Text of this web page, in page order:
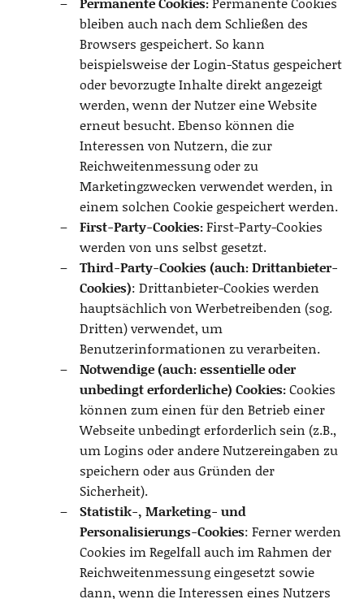
bleiben auch nach dem Schließen des
Browsers gespeichert. So kann
beispielsweise der Login-Status gespeichert
oder bevorzugte Inhalte direkt angezeigt
werden, wenn der Nutzer eine Website
erneut besucht. Ebenso können die
Interessen von Nutzern, die zur
Reichweitenmessung oder zu
Marketingzwecken verwendet werden, in
einem solchen Cookie gespeichert werden.
First-Party-Cookies:First-Party-Cookies
werden von uns selbst gesetzt.
Third-Party-Cookies (auch: Drittanbieter-
Cookies): Drittanbieter-Cookies werden
hauptsächlich von Werbetreibenden (sog.
Dritten) verwendet, um
Benutzerinformationen zu verarbeiten.
Notwendige (auch: essentielle oder
unbedingt erforderliche) Cookies:Cookies
können zum einen für den Betrieb einer
Webseite unbedingt erforderlich sein (z.B.,
um Logins oder andere Nutzereingaben zu
speichern oder aus Gründen der
Sicherheit).
Statistik-, Marketing- und
Personalisierungs-Cookies: Ferner werden
Cookies im Regelfall auch im Rahmen der
Reichweitenmessung eingesetzt sowie
dann, wenn die Interessen eines Nutzers